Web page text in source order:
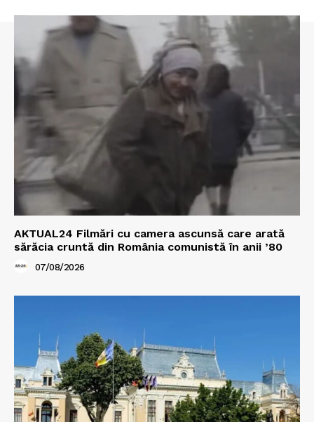
AKTUAL24 Filmări cu camera ascunsă care arată
sărăcia cruntă din România comunistă în anii ’80
07/08/2026